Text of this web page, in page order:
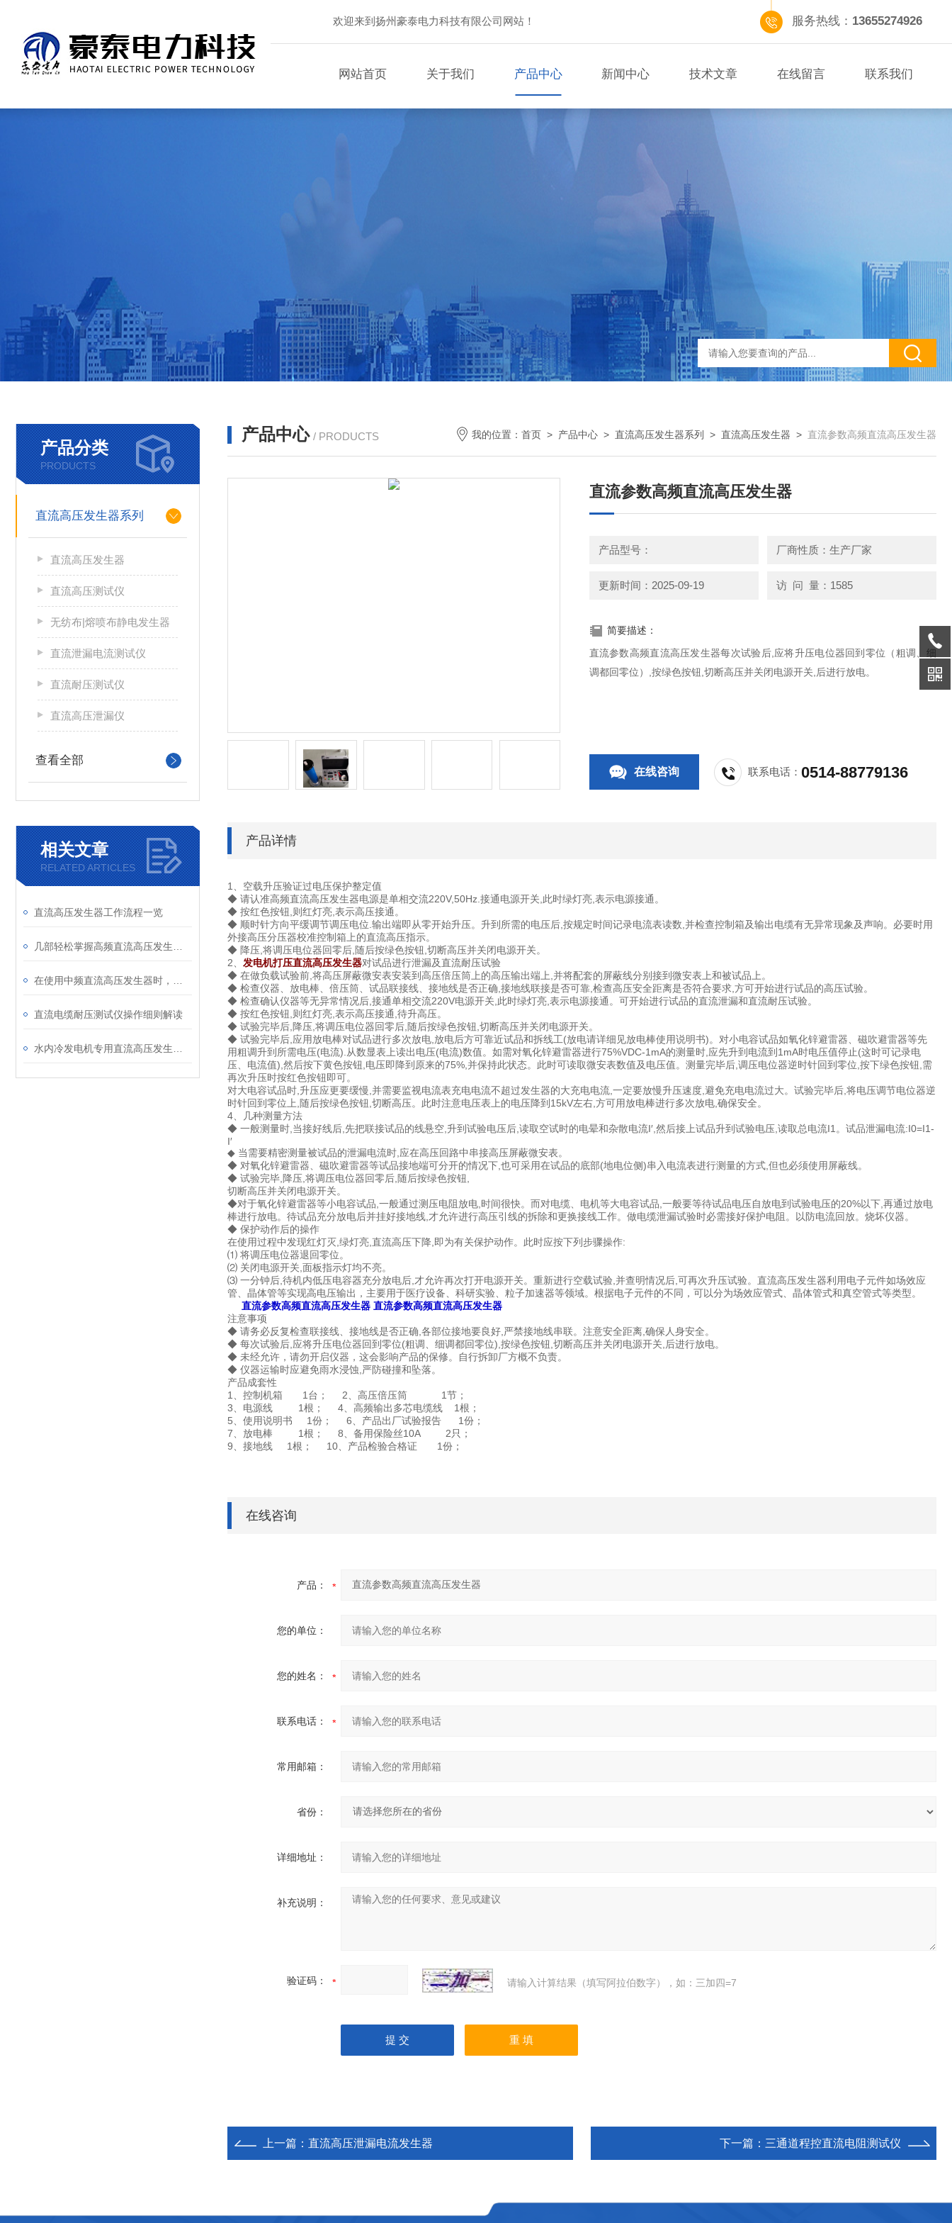
欢迎来到扬州豪泰电力科技有限公司网站！ 服务热线： 13655274926
网站首页 关于我们 产品中心 新闻中心 技术文章 在线留言 联系我们
产品分类
PRODUCTS
直流高压发生器系列
直流高压发生器
直流高压测试仪
无纺布|熔喷布静电发生器
直流泄漏电流测试仪
直流耐压测试仪
直流高压泄漏仪
查看全部
相关文章
RELATED ARTICLES
直流高压发生器工作流程一览
直流电缆耐压测试仪操作细则解读
产品中心 / PRODUCTS 我的位置： 首页 > 产品中心 > 直流高压发生器系列 > 直流高压发生器 > 直流参数高频直流高压发生器
直流参数高频直流高压发生器
产品型号： 厂商性质：生产厂家
更新时间：2025-09-19 访 问 量：1585
简要描述：
直流参数高频直流高压发生器每次试验后,应将升压电位器回到零位（粗调、细
调都回零位）,按绿色按钮,切断高压并关闭电源开关,后进行放电。
在线咨询 联系电话：0514-88779136
产品详情
1、空载升压验证过电压保护整定值
◆ 请认准高频直流高压发生器电源是单相交流220V,50Hz.接通电源开关,此时绿灯亮,表示电源接通。
◆ 按红色按钮,则红灯亮,表示高压接通。
◆ 顺时针方向平缓调节调压电位.输出端即从零开始升压。升到所需的电压后,按规定时间记录电流表读数,并检查控制箱及输出电缆有无异常现象及声响。必要时用
外接高压分压器校准控制箱上的直流高压指示。
◆ 降压,将调压电位器回零后,随后按绿色按钮,切断高压并关闭电源开关。
2、 发电机打压直流高压发生器对试品进行泄漏及直流耐压试验
◆ 在做负载试验前,将高压屏蔽微安表安装到高压倍压筒上的高压输出端上,并将配套的屏蔽线分别接到微安表上和被试品上。
◆ 检查仪器、放电棒、倍压筒、试品联接线、接地线是否正确,接地线联接是否可靠,检查高压安全距离是否符合要求,方可开始进行试品的高压试验。
◆ 检查确认仪器等无异常情况后,接通单相交流220V电源开关,此时绿灯亮,表示电源接通。可开始进行试品的直流泄漏和直流耐压试验。
◆ 按红色按钮,则红灯亮,表示高压接通,待升高压。
◆ 试验完毕后,降压,将调压电位器回零后,随后按绿色按钮,切断高压并关闭电源开关。
◆ 试验完毕后,应用放电棒对试品进行多次放电,放电后方可靠近试品和拆线工(放电请详细见放电棒使用说明书)。对小电容试品如氧化锌避雷器、磁吹避雷器等先
用粗调升到所需电压(电流).从数显表上读出电压(电流)数值。如需对氧化锌避雷器进行75%VDC-1mA的测量时,应先升到电流到1mA时电压值停止(这时可记录电
压、电流值),然后按下黄色按钮,电压即降到原来的75%,并保持此状态。此时可读取微安表数值及电压值。测量完毕后,调压电位器逆时针回到零位,按下绿色按钮,需
再次升压时按红色按钮即可。
对大电容试品时,升压应更要缓慢,并需要监视电流表充电电流不超过发生器的大充电电流,一定要放慢升压速度,避免充电电流过大。试验完毕后,将电压调节电位器逆
时针回到零位上,随后按绿色按钮,切断高压。此时注意电压表上的电压降到15kV左右,方可用放电棒进行多次放电,确保安全。
4、几种测量方法
◆ 一般测量时,当接好线后,先把联接试品的线悬空,升到试验电压后,读取空试时的电晕和杂散电流I′,然后接上试品升到试验电压,读取总电流I1。试品泄漏电流:I0=I1-
I′
◆ 当需要精密测量被试品的泄漏电流时,应在高压回路中串接高压屏蔽微安表。
◆ 对氧化锌避雷器、磁吹避雷器等试品接地端可分开的情况下,也可采用在试品的底部(地电位侧)串入电流表进行测量的方式,但也必须使用屏蔽线。
◆ 试验完毕,降压,将调压电位器回零后,随后按绿色按钮,
切断高压并关闭电源开关。
◆对于氧化锌避雷器等小电容试品,一般通过测压电阻放电,时间很快。而对电缆、电机等大电容试品,一般要等待试品电压自放电到试验电压的20%以下,再通过放电
棒进行放电。待试品充分放电后并挂好接地线,才允许进行高压引线的拆除和更换接线工作。做电缆泄漏试验时必需接好保护电阻。以防电流回放。烧坏仪器。
◆ 保护动作后的操作
在使用过程中发现红灯灭,绿灯亮,直流高压下降,即为有关保护动作。此时应按下列步骤操作:
⑴ 将调压电位器退回零位。
⑵ 关闭电源开关,面板指示灯均不亮。
⑶ 一分钟后,待机内低压电容器充分放电后,才允许再次打开电源开关。重新进行空载试验,并查明情况后,可再次升压试验。直流高压发生器利用电子元件如场效应
管、晶体管等实现高电压输出，主要用于医疗设备、科研实验、粒子加速器等领域。根据电子元件的不同，可以分为场效应管式、晶体管式和真空管式等类型。
直流参数高频直流高压发生器 直流参数高频直流高压发生器
注意事项
◆ 请务必反复检查联接线、接地线是否正确,各部位接地要良好,严禁接地线串联。注意安全距离,确保人身安全。
◆ 每次试验后,应将升压电位器回到零位(粗调、细调都回零位),按绿色按钮,切断高压并关闭电源开关,后进行放电。
◆ 未经允许，请勿开启仪器，这会影响产品的保修。自行拆卸厂方概不负责。
◆ 仪器运输时应避免雨水浸蚀,严防碰撞和坠落。
产品成套性
1、控制机箱 1台； 2、高压倍压筒 1节；
3、电源线 1根； 4、高频输出多芯电缆线 1根；
5、使用说明书 1份； 6、产品出厂试验报告 1份；
7、放电棒 1根； 8、备用保险丝10A 2只；
9、接地线 1根； 10、产品检验合格证 1份；
在线咨询
产品：
您的单位：
您的姓名：
联系电话：
常用邮箱：
省份：
详细地址：
补充说明：
验证码： 请输入计算结果（填写阿拉伯数字），如：三加四=7
上一篇： 直流高压泄漏电流发生器 下一篇： 三通道程控直流电阻测试仪